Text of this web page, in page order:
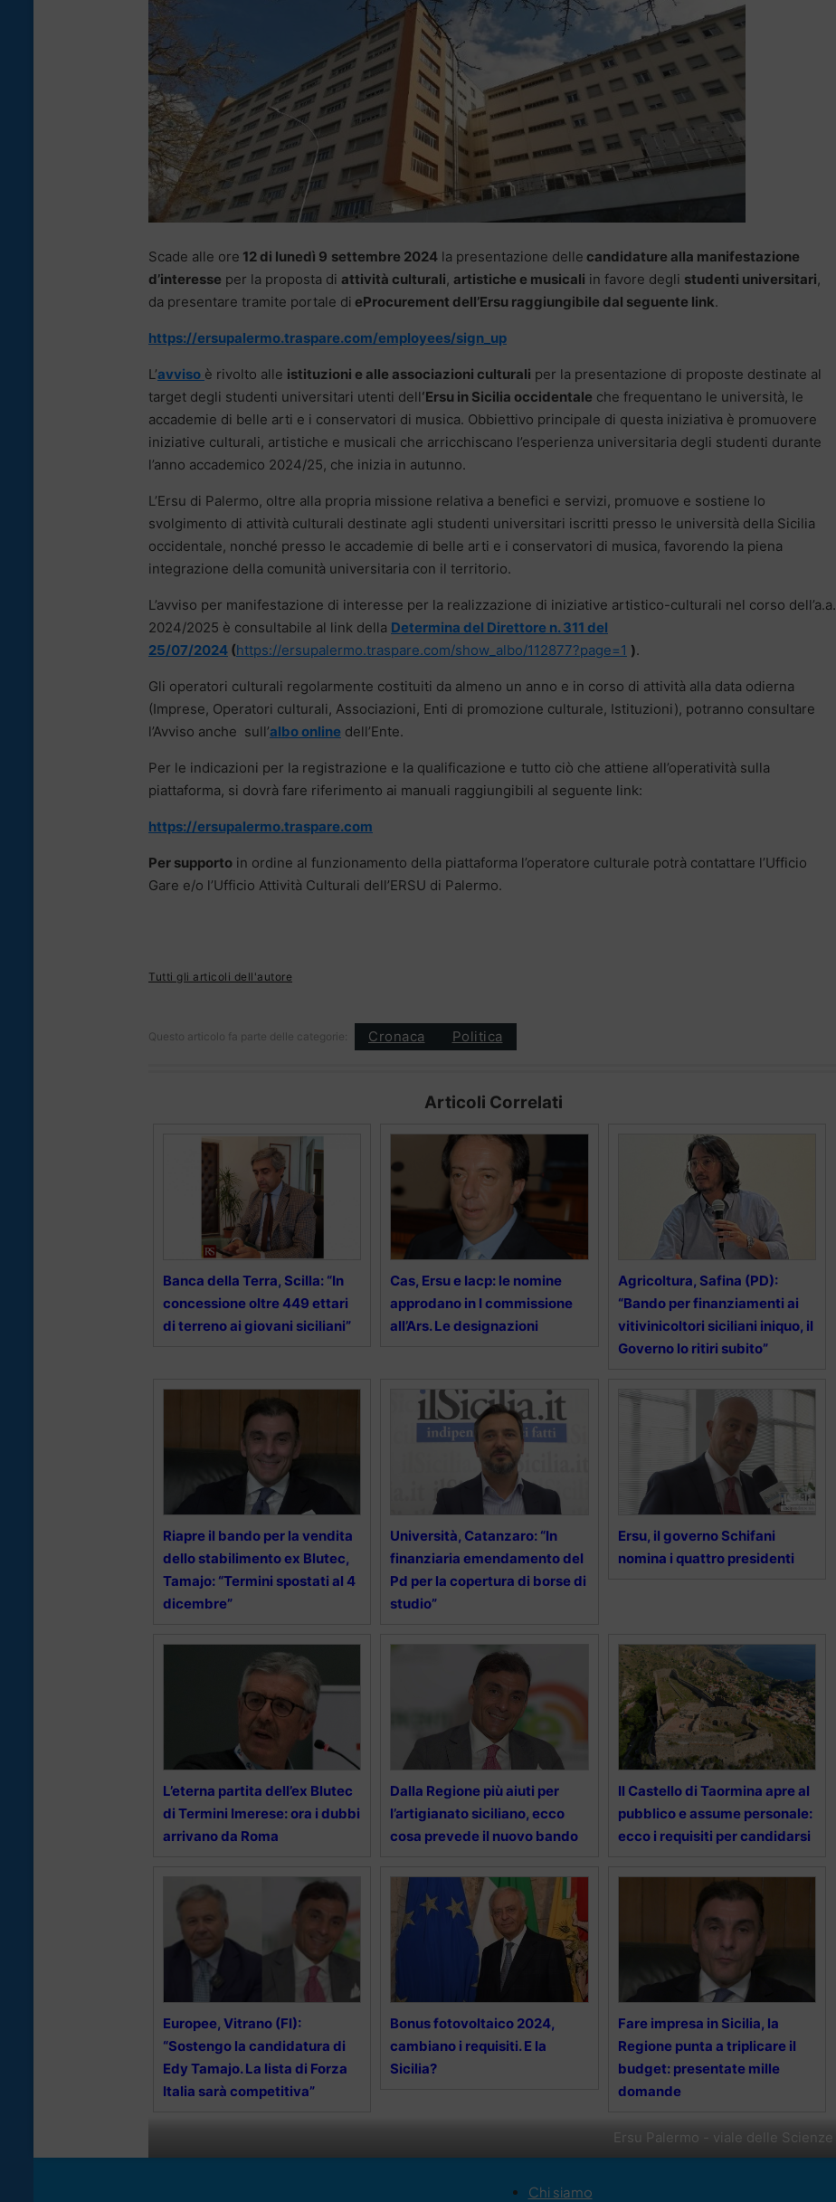
Ersu Palermo - viale delle Scienze
Scade alle ore 12 di lunedì 9 settembre 2024 la presentazione delle candidature alla manifestazione
d’interesse per la proposta di attività culturali, artistiche e musicali in favore degli studenti universitari,
da presentare tramite portale di eProcurement dell’Ersu raggiungibile dal seguente link.
https://ersupalermo.traspare.com/employees/sign_up
L’avviso è rivolto alle istituzioni e alle associazioni culturali per la presentazione di proposte destinate al
target degli studenti universitari utenti dell‘Ersu in Sicilia occidentale che frequentano le università, le
accademie di belle arti e i conservatori di musica. Obbiettivo principale di questa iniziativa è promuovere
iniziative culturali, artistiche e musicali che arricchiscano l’esperienza universitaria degli studenti durante
l’anno accademico 2024/25, che inizia in autunno.
L’Ersu di Palermo, oltre alla propria missione relativa a benefici e servizi, promuove e sostiene lo
svolgimento di attività culturali destinate agli studenti universitari iscritti presso le università della Sicilia
occidentale, nonché presso le accademie di belle arti e i conservatori di musica, favorendo la piena
integrazione della comunità universitaria con il territorio.
L’avviso per manifestazione di interesse per la realizzazione di iniziative artistico-culturali nel corso dell’a.a.
2024/2025 è consultabile al link della Determina del Direttore n. 311 del
25/07/2024 (https://ersupalermo.traspare.com/show_albo/112877?page=1 ).
Gli operatori culturali regolarmente costituiti da almeno un anno e in corso di attività alla data odierna
(Imprese, Operatori culturali, Associazioni, Enti di promozione culturale, Istituzioni), potranno consultare
l’Avviso anche sull’albo online dell’Ente.
Per le indicazioni per la registrazione e la qualificazione e tutto ciò che attiene all’operatività sulla
piattaforma, si dovrà fare riferimento ai manuali raggiungibili al seguente link:
https://ersupalermo.traspare.com
Per supporto in ordine al funzionamento della piattaforma l’operatore culturale potrà contattare l’Ufficio
Gare e/o l’Ufficio Attività Culturali dell’ERSU di Palermo.
Tutti gli articoli dell'autore
Questo articolo fa parte delle categorie: Cronaca Politica
Articoli Correlati
Banca della Terra, Scilla: “In
concessione oltre 449 ettari
di terreno ai giovani siciliani”
Cas, Ersu e Iacp: le nomine
approdano in I commissione
all’Ars. Le designazioni
Agricoltura, Safina (PD):
“Bando per finanziamenti ai
vitivinicoltori siciliani iniquo, il
Governo lo ritiri subito”
Riapre il bando per la vendita
dello stabilimento ex Blutec,
Tamajo: “Termini spostati al 4
dicembre”
Università, Catanzaro: “In
finanziaria emendamento del
Pd per la copertura di borse di
studio”
Ersu, il governo Schifani
nomina i quattro presidenti
L’eterna partita dell’ex Blutec
di Termini Imerese: ora i dubbi
arrivano da Roma
Dalla Regione più aiuti per
l’artigianato siciliano, ecco
cosa prevede il nuovo bando
Il Castello di Taormina apre al
pubblico e assume personale:
ecco i requisiti per candidarsi
Europee, Vitrano (FI):
“Sostengo la candidatura di
Edy Tamajo. La lista di Forza
Italia sarà competitiva”
Bonus fotovoltaico 2024,
cambiano i requisiti. E la
Sicilia?
Fare impresa in Sicilia, la
Regione punta a triplicare il
budget: presentate mille
domande
Chi siamo